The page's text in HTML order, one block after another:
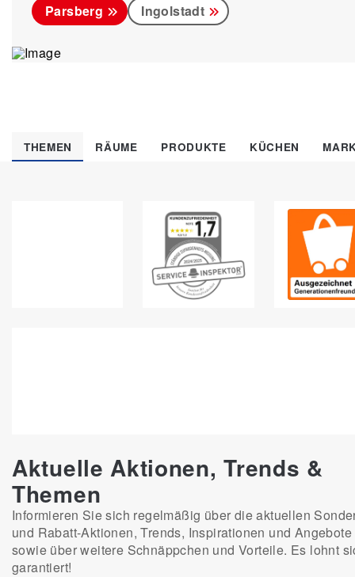
Parsberg Ingolstadt
THEMEN RÄUME PRODUKTE KÜCHEN
Aktuelle Aktionen, Trends &
Themen
Informieren Sie sich regelmäßig über die aktuellen
und Rabatt-Aktionen, Trends, Inspirationen und Angebote
sowie über weitere Schnäppchen und Vorteile. Es lohnt
garantiert!